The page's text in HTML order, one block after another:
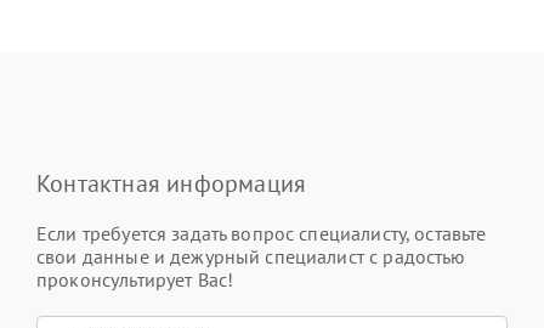
Контактная информация
Если требуется задать вопрос специалисту, оставьте
свои данные и дежурный специалист с радостью
проконсультирует Вас!